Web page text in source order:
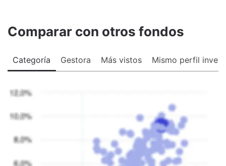
Comparar con otros fondos
Categoría Gestora Más vistos Mismo perfil